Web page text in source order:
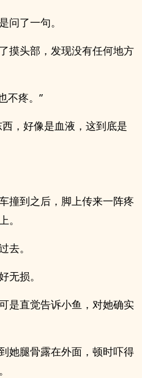
问了一句。
摸头部，发现没有任何地方
不疼。”
，好像是血液，这到底是
撞到之后，脚上传来一阵疼
。
去。
无损。
是直觉告诉小鱼，对她确实
她腿骨露在外面，顿时吓得